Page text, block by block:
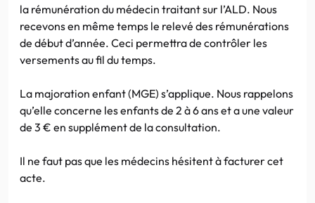
la rémunération du médecin traitant sur l’ALD. Nous
recevons en même temps le relevé des rémunérations
de début d’année. Ceci permettra de contrôler les
versements au fil du temps.
La majoration enfant (MGE) s’applique. Nous rappelons
qu’elle concerne les enfants de 2 à 6 ans et a une valeur
de 3 € en supplément de la consultation.
Il ne faut pas que les médecins hésitent à facturer cet
acte.